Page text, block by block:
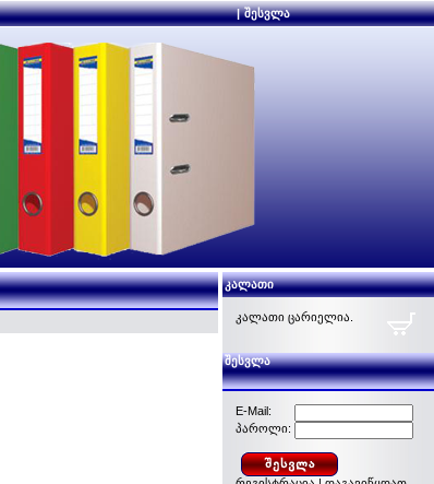
| შესვლა
კალათი
კალათი ცარიელია.
შესვლა
E-Mail:
პაროლი: